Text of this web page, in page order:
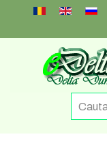
Select your